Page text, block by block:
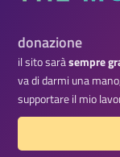
donazione
il sito saràsempre
va di darmi una
supportare il mio